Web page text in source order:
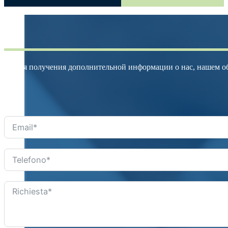
Для получения дополнительной информации о нас, нашем